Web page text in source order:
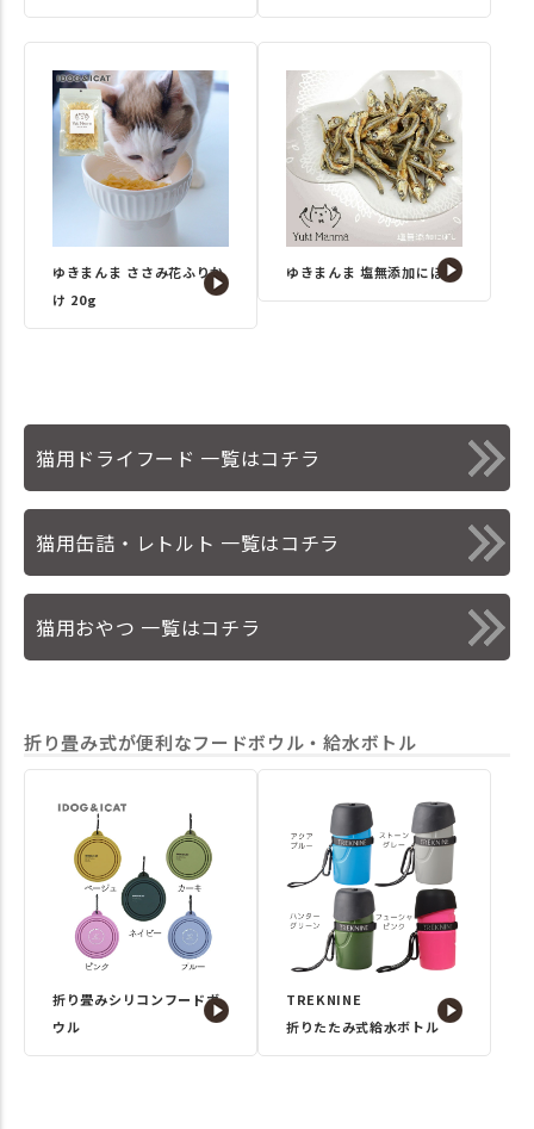
ゆきまんま ささみ花ふりか
け 20g
ゆきまんま 塩無添加にぼし
猫用ドライフード 一覧はコチラ
猫用缶詰・レトルト 一覧はコチラ
猫用おやつ 一覧はコチラ
折り畳み式が便利なフードボウル・給水ボトル
折り畳みシリコンフードボ
ウル
TREKNINE
折りたたみ式給水ボトル